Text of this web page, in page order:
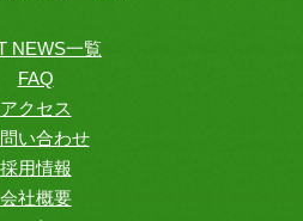
NEWS一覧
FAQ
アクセス
い合わせ
採用情報
会社概要